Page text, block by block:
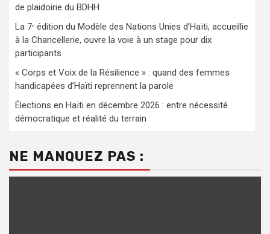
de plaidoirie du BDHH
La 7ᵉ édition du Modèle des Nations Unies d’Haïti, accueillie
à la Chancellerie, ouvre la voie à un stage pour dix
participants
« Corps et Voix de la Résilience » : quand des femmes
handicapées d’Haïti reprennent la parole
Élections en Haïti en décembre 2026 : entre nécessité
démocratique et réalité du terrain
NE MANQUEZ PAS :